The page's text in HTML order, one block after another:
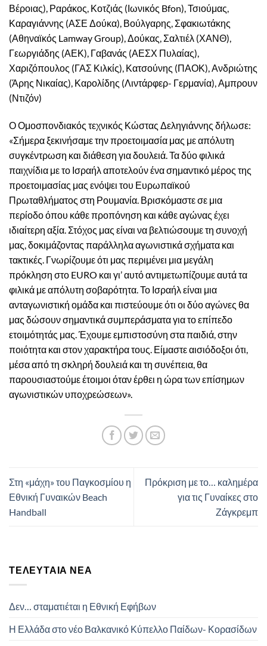
Βέροιας), Ραράκος, Κοτζιάς (Ιωνικός Bfon), Τσιούμας,
Καραγιάννης (ΑΣΕ Δούκα), Βούλγαρης, Σφακιωτάκης
(Αθηναϊκός Lamway Group), Δούκας, Σαλτιέλ (ΧΑΝΘ),
Γεωργιάδης (ΑΕΚ), Γαβανάς (ΑΕΣΧ Πυλαίας),
Χαριζόπουλος (ΓΑΣ Κιλκίς), Κατσούνης (ΠΑΟΚ), Ανδριώτης
(Άρης Νικαίας), Καρολίδης (Λιντάρφερ- Γερμανία), Αμπρουν
(Ντιζόν)
Ο Ομοσπονδιακός τεχνικός Κώστας Δεληγιάννης δήλωσε:
«Σήμερα ξεκινήσαμε την προετοιμασία μας με απόλυτη
συγκέντρωση και διάθεση για δουλειά. Τα δύο φιλικά
παιχνίδια με το Ισραήλ αποτελούν ένα σημαντικό μέρος της
προετοιμασίας μας ενόψει του Ευρωπαϊκού
Πρωταθλήματος στη Ρουμανία. Βρισκόμαστε σε μια
περίοδο όπου κάθε προπόνηση και κάθε αγώνας έχει
ιδιαίτερη αξία. Στόχος μας είναι να βελτιώσουμε τη συνοχή
μας, δοκιμάζοντας παράλληλα αγωνιστικά σχήματα και
τακτικές. Γνωρίζουμε ότι μας περιμένει μια μεγάλη
πρόκληση στο EURO και γι’ αυτό αντιμετωπίζουμε αυτά τα
φιλικά με απόλυτη σοβαρότητα. Το Ισραήλ είναι μια
ανταγωνιστική ομάδα και πιστεύουμε ότι οι δύο αγώνες θα
μας δώσουν σημαντικά συμπεράσματα για το επίπεδο
ετοιμότητάς μας. Έχουμε εμπιστοσύνη στα παιδιά, στην
ποιότητα και στον χαρακτήρα τους. Είμαστε αισιόδοξοι ότι,
μέσα από τη σκληρή δουλειά και τη συνέπεια, θα
παρουσιαστούμε έτοιμοι όταν έρθει η ώρα των επίσημων
αγωνιστικών υποχρεώσεων».
Στη «μάχη» του Παγκοσμίου η
Εθνική Γυναικών Beach
Handball
Πρόκριση με το… καλημέρα
για τις Γυναίκες στο
Ζάγκρεμπ
ΤΕΛΕΥΤΑΊΑ ΝΈΑ
Δεν… σταματιέται η Εθνική Εφήβων
Η Ελλάδα στο νέο Βαλκανικό Κύπελλο Παίδων- Κορασίδων